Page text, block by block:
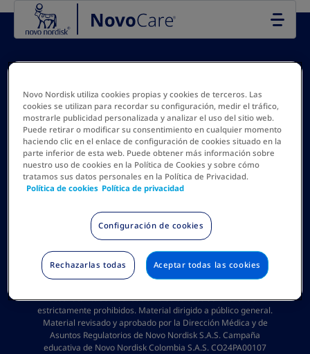
Go to the page content
Política de Privacidad y Exención Legal
Acerca de Novo Nordisk
Contáctenos
destinatario. Su distribución u otros usos se encuentran
estrictamente prohibidos. Material dirigido a público general.
Material revisado y aprobado por la Dirección Médica y de
Asuntos Regulatorios de Novo Nordisk S.A.S. Campaña
educativa de Novo Nordisk Colombia S.A.S. CO24PA00107
Novo Nordisk utiliza cookies propias y cookies de terceros. Las
cookies se utilizan para recordar su configuración, medir el tráfico,
mostrarle publicidad personalizada y analizar el uso del sitio web.
Puede retirar o modificar su consentimiento en cualquier momento
haciendo clic en el enlace de configuración de cookies situado en la
parte inferior de esta web. Puede obtener más información sobre
nuestro uso de cookies en la Política de Cookies y sobre cómo
tratamos sus datos personales en la Política de Privacidad.
Política de cookies Política de privacidad
Configuración de cookies
Rechazarlas todas Aceptar todas las cookies